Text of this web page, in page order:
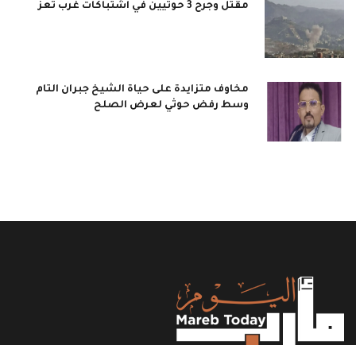
مقتل وجرح 3 حوثيين في اشتباكات غرب تعز
مخاوف متزايدة على حياة الشيخ جبران التام
وسط رفض حوثي لعرض الصلح